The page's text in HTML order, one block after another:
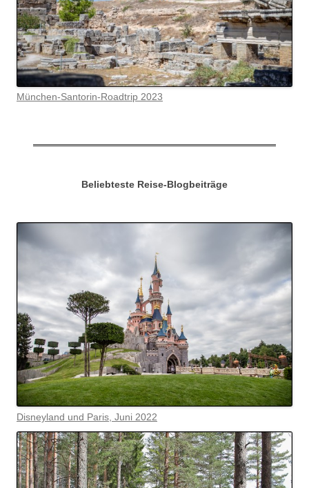
München-Santorin-Roadtrip 2023
Beliebteste Reise-Blogbeiträge
Disneyland und Paris, Juni 2022